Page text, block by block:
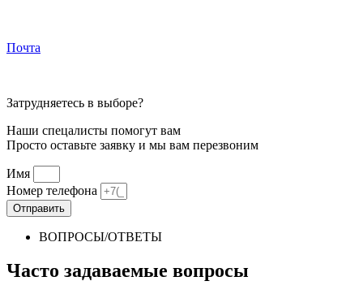
Почта
Затрудняетесь в выборе?
Наши спецалисты помогут вам
Просто оставьте заявку и мы вам перезвоним
Имя
Номер телефона
Отправить
ВОПРОСЫ/ОТВЕТЫ
Часто задаваемые вопросы